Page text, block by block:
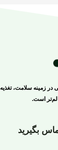
در زمینه سلامت،
است.
بگیرید